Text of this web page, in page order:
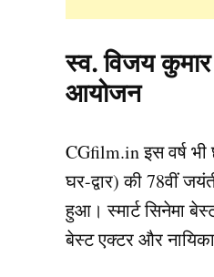
स्व. विजय कुमार
आयोजन
CGfilm.in इस वर्ष भी
घर-द्वार) की 78वीं
हुआ। स्मार्ट सिनेमा
बेस्ट एक्टर और